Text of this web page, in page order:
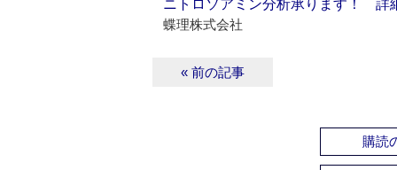
ニトロソアミン分析承ります！ 詳
蝶理株式会社
« 前の記事
購読